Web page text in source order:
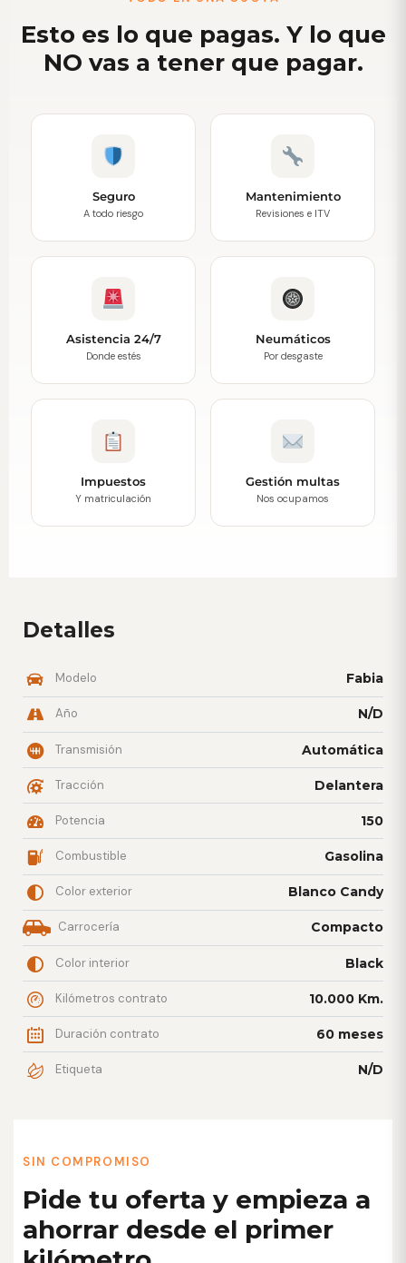
Esto es lo que pagas. Y lo que
NO vas a tener que pagar.
Seguro
A todo riesgo
Mantenimiento
Revisiones e ITV
Asistencia 24/7
Donde estés
Neumáticos
Por desgaste
Impuestos
Y matriculación
Gestión multas
Nos ocupamos
Detalles
Modelo Fabia
Año N/D
Transmisión Automática
Tracción Delantera
Potencia 150
Combustible Gasolina
Color exterior Blanco Candy
Carrocería Compacto
Color interior Black
Kilómetros contrato 10.000 Km.
Duración contrato 60 meses
Etiqueta N/D
SIN COMPROMISO
Pide tu oferta y empieza a
ahorrar desde el primer